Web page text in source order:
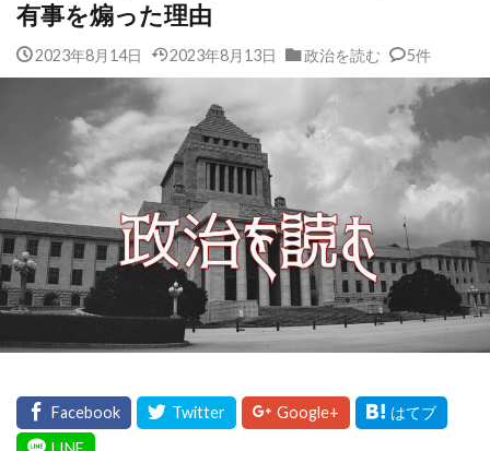
有事を煽った理由
2023年8月14日 2023年8月13日 政治を読む 5件